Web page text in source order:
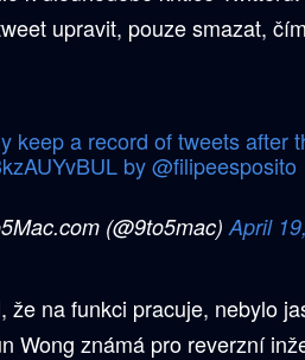
upravit, pouze smazat,
keep a record of tweets after
by@filipeesposito
(@9to5mac)April
že na funkci pracuje, nebylo
Wong známá pro reverzní